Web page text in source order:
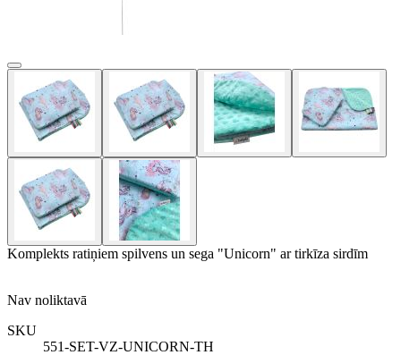
Komplekts ratiņiem spilvens un sega "Unicorn" ar tirkīza sirdīm
Nav noliktavā
SKU
551-SET-VZ-UNICORN-TH